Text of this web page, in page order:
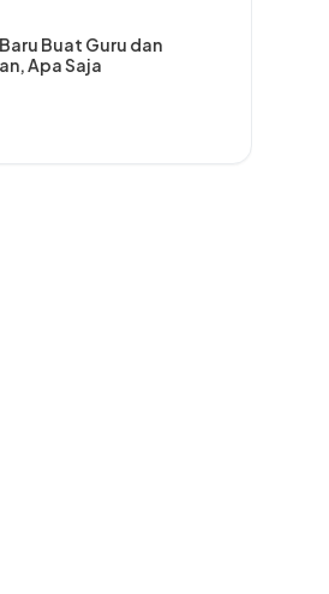
Buat Guru dan
Apa Saja